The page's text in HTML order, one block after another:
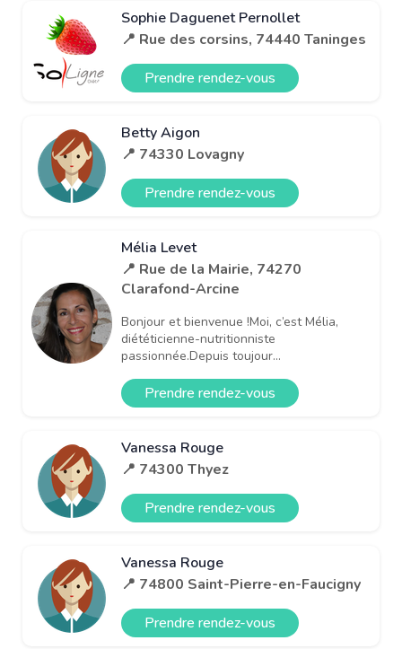
Sophie Daguenet Pernollet
📍 Rue des corsins, 74440 Taninges
Prendre rendez-vous
Betty Aigon
📍 74330 Lovagny
Prendre rendez-vous
Mélia Levet
📍 Rue de la Mairie, 74270
Clarafond-Arcine
Bonjour et bienvenue !Moi, c’est Mélia,
diététicienne-nutritionniste
passionnée.Depuis toujour...
Prendre rendez-vous
Vanessa Rouge
📍 74300 Thyez
Prendre rendez-vous
Vanessa Rouge
📍 74800 Saint-Pierre-en-Faucigny
Prendre rendez-vous